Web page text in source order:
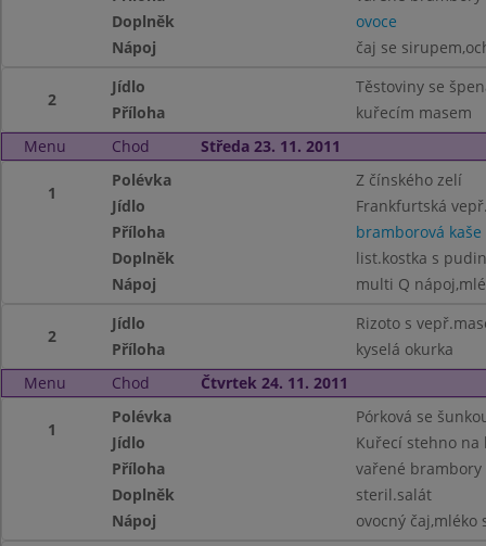
Doplněk
ovoce
Nápoj
čaj se
2
Jídlo
Těstoviny se
Příloha
kuřecím masem
Menu
Chod Středa 23. 11. 2011
1
Polévka
Z čínského zelí
Jídlo
Frankfurtská
Příloha
bramborová kaše
Doplněk
list.kostka s
Nápoj
multi Q
2
Jídlo
Rizoto s
Příloha
kyselá okurka
Menu
Chod Čtvrtek 24. 11. 2011
1
Polévka
Pórková se
Jídlo
Kuřecí stehno na
Příloha
vařené brambory
Doplněk
steril.salát
Nápoj
ovocný čaj,mléko